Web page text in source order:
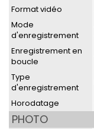
Format vidéo
Mode
d'enregistrement
Enregistrement en
boucle
Type
d'enregistrement
Horodatage
PHOTO